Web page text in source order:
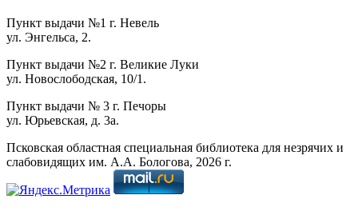
Пункт выдачи №1 г. Невель
ул. Энгельса, 2.
Пункт выдачи №2 г. Великие Луки
ул. Новослободская, 10/1.
Пункт выдачи № 3 г. Печоры
ул. Юрьевская, д. 3а.
Псковская областная специальная библиотека для незрячих и
слабовидящих им. А.А. Бологова, 2026 г.